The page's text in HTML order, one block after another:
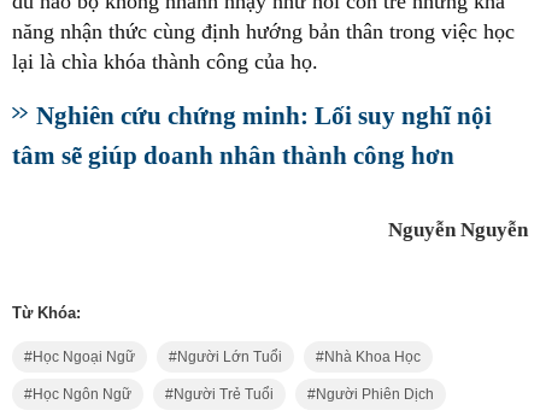
năng nhận thức cùng định hướng bản thân trong việc học
lại là chìa khóa thành công của họ.
Nghiên cứu chứng minh: Lối suy nghĩ nội
tâm sẽ giúp doanh nhân thành công hơn
Nguyễn Nguyễn
Từ Khóa:
Học Ngoại Ngữ Người Lớn Tuổi Nhà Khoa Học
Học Ngôn Ngữ Người Trẻ Tuổi Người Phiên Dịch